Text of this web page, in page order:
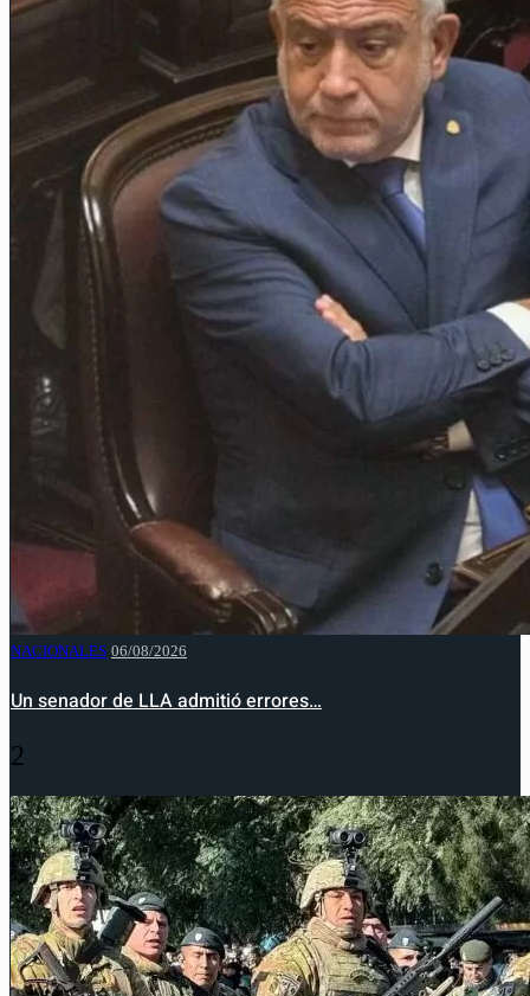
NACIONALES 06/08/2026
Un senador de LLA admitió errores…
2